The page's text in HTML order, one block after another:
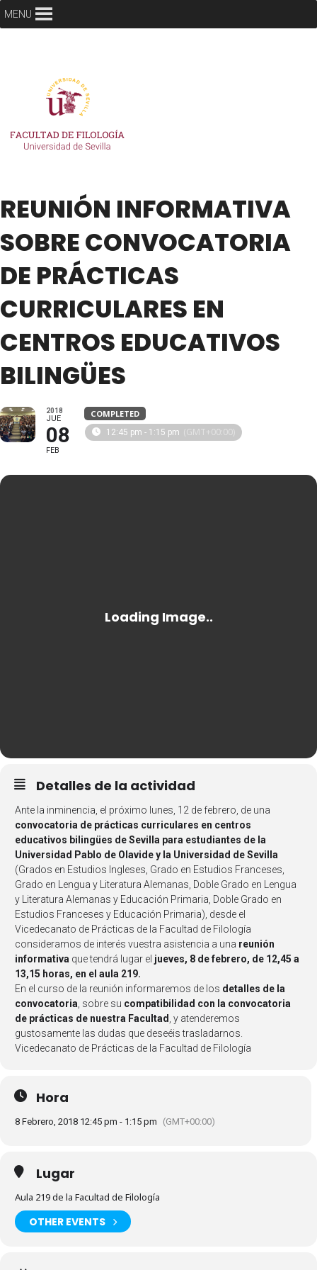
MENU
REUNIÓN INFORMATIVA
SOBRE CONVOCATORIA
DE PRÁCTICAS
CURRICULARES EN
CENTROS EDUCATIVOS
BILINGÜES
2018
JUE
08
FEB
COMPLETED
12:45 pm - 1:15 pm (GMT+00:00)
Detalles de la actividad
Ante la inminencia, el próximo lunes, 12 de febrero, de una
convocatoria de prácticas curriculares en centros
educativos bilingües de Sevilla para estudiantes de la
Universidad Pablo de Olavide y la Universidad de Sevilla
(Grados en Estudios Ingleses, Grado en Estudios Franceses,
Grado en Lengua y Literatura Alemanas, Doble Grado en Lengua
y Literatura Alemanas y Educación Primaria, Doble Grado en
Estudios Franceses y Educación Primaria), desde el
Vicedecanato de Prácticas de la Facultad de Filología
consideramos de interés vuestra asistencia a una reunión
informativa que tendrá lugar el jueves, 8 de febrero, de 12,45 a
13,15 horas, en el aula 219.
En el curso de la reunión informaremos de los detalles de la
convocatoria , sobre su compatibilidad con la convocatoria
de prácticas de nuestra Facultad , y atenderemos
gustosamente las dudas que deseéis trasladarnos.
Vicedecanato de Prácticas de la Facultad de Filología
Hora
8 Febrero, 2018 12:45 pm - 1:15 pm (GMT+00:00)
Lugar
Aula 219 de la Facultad de Filología
OTHER EVENTS